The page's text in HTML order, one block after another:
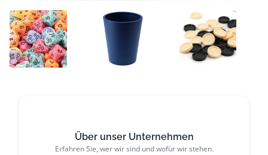
Über unser Unternehmen
Erfahren Sie, wer wir sind und wofür wir stehen.